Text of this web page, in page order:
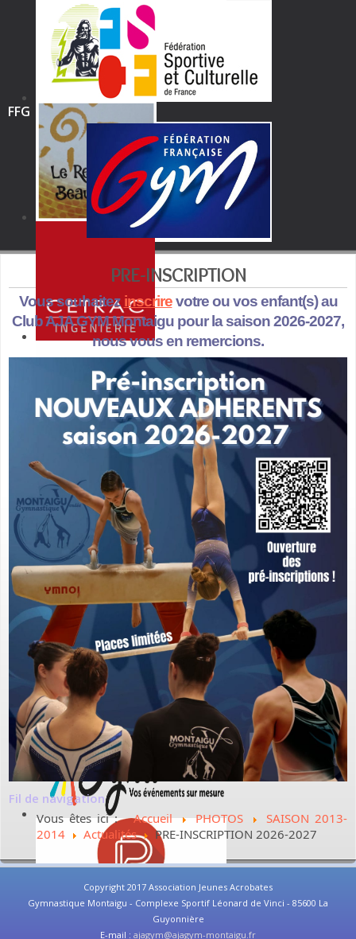
FFG
PRE-INSCRIPTION
Vous souhaitez inscrirevotre ou vos enfant(s) au
Club AJA GYM Montaigu pour la saison 2026-2027,
nous vous en remercions.
Fil de navigation
Vous êtes ici :Accueil PHOTOS
SAISON 2013-
2014
Actualités PRE-INSCRIPTION 2026-2027
Copyright 2017 Association Jeunes Acrobates
Gymnastique Montaigu - Complexe Sportif Léonard de Vinci - 85600 La
Guyonnière
E-mail : ajagym@ajagym-montaigu.fr